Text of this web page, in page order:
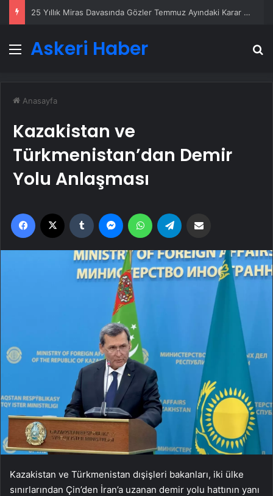
25 Yıllık Miras Davasında Gözler Temmuz Ayındaki Karar Duruşmasına Çevrildi
Menü
Askeri Haber
Anasayfa
Kazakistan ve
Türkmenistan’dan Demir
Yolu Anlaşması
Facebook Tumblr MessengerWhatsApp
Kazakistan ve Türkmenistan dışişleri bakanları, iki ülke
sınırlarından Çin’den İran’a uzanan demir yolu hattının yanı